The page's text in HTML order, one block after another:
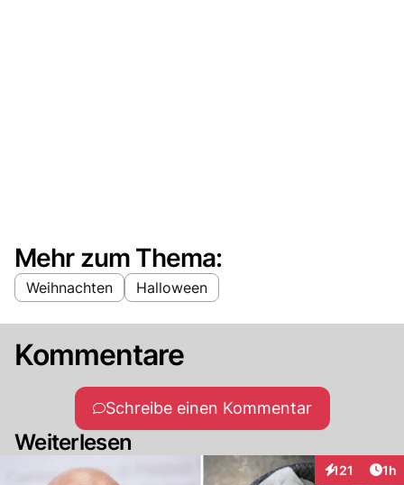
Mehr zum Thema:
Weihnachten Halloween
Kommentare
Schreibe einen Kommentar
Weiterlesen
121
Interaktionen
1h